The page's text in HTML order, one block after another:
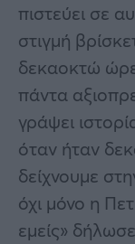
πιστεύει σε
στιγμή
δεκαοκτώ
πάντα
γράψει
όταν ήταν
δείχνουμε
όχι μόνο η
εμείς»